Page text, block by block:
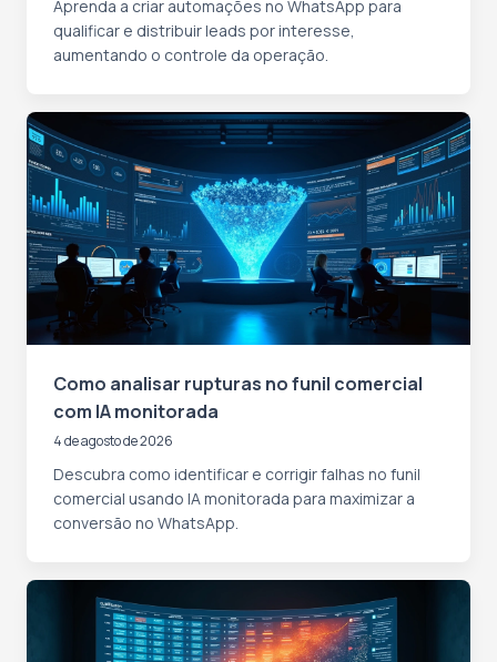
Aprenda a criar automações no WhatsApp para
qualificar e distribuir leads por interesse,
aumentando o controle da operação.
Como analisar rupturas no funil comercial
com IA monitorada
4 de agosto de 2026
Descubra como identificar e corrigir falhas no funil
comercial usando IA monitorada para maximizar a
conversão no WhatsApp.